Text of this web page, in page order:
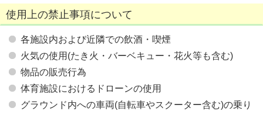
使用上の禁止事項について
各施設内および近隣での飲酒・喫煙
火気の使用(たき火・バーベキュー・花火等も含む)
物品の販売行為
体育施設におけるドローンの使用
グラウンド内への車両(自転車やスクーター含む)の乗り